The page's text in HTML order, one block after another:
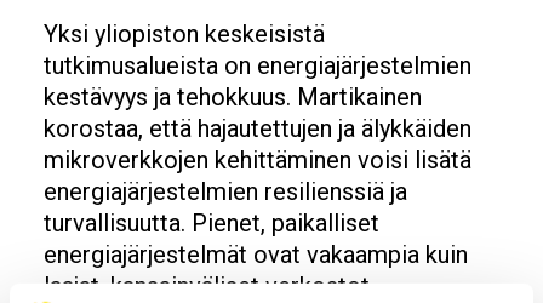
Yksi yliopiston keskeisistä
tutkimusalueista on energiajärjestelmien
kestävyys ja tehokkuus. Martikainen
korostaa, että hajautettujen ja älykkäiden
mikroverkkojen kehittäminen voisi lisätä
energiajärjestelmien resilienssiä ja
turvallisuutta. Pienet, paikalliset
energiajärjestelmät ovat vakaampia kuin
laajat, kansainväliset verkostot.